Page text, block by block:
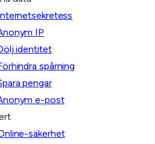
IP
identitet
spårning
pengar
e-post
säkerhet